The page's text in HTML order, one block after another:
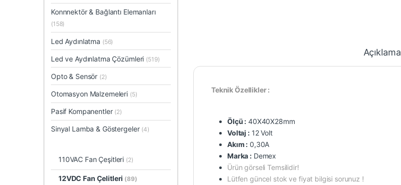
Açıklama
Teknik Özellikler :
Ölçü : 40X40X28mm
Voltaj :12 Volt
Akım : 0,30A
Marka : Demex
Ürün görseli Temsilidir!
Lütfen güncel stok ve fiyat bilgisi sorunuz !
Konnnektör & Bağlantı Elemanları
(158)
Led Aydınlatma (56)
Led ve Aydınlatma Çözümleri (519)
Opto & Sensör (2)
Otomasyon Malzemeleri (5)
Pasif Kompanentler (2)
Sinyal Lamba & Göstergeler (4)
110VAC Fan Çeşitleri (2)
12VDC Fan Çelitleri (89)